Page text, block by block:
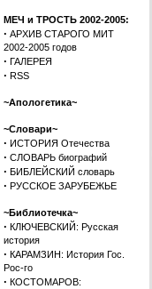
МЕЧ и ТРОСТЬ 2002-2005:
· АРХИВ СТАРОГО МИТ
2002-2005 годов
· ГАЛЕРЕЯ
· RSS
~Апологетика~
~Словари~
· ИСТОРИЯ Отечества
· СЛОВАРЬ биографий
· БИБЛЕЙСКИЙ словарь
· РУССКОЕ ЗАРУБЕЖЬЕ
~Библиотечка~
· КЛЮЧЕВСКИЙ: Русская
история
· КАРАМЗИН: История Гос.
Рос-го
· КОСТОМАРОВ: